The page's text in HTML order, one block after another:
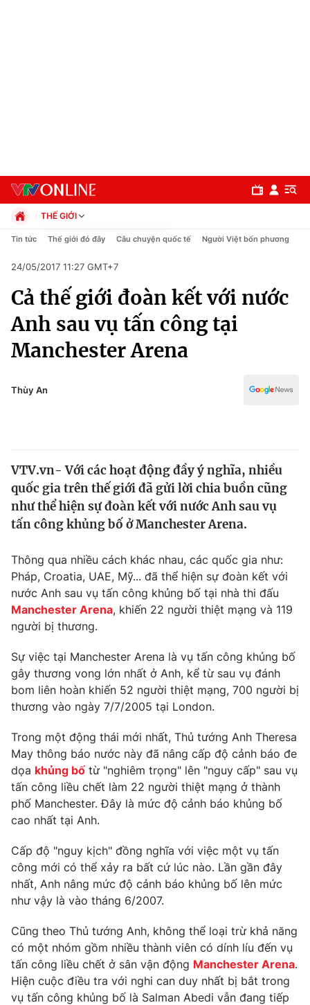
Chuyên mục
Chính trị
Xã hội
Pháp luật
Thế giới
Tin tức
Thế giới đó đây
Câu chuyện quốc tế
Kinh tế
Thị trường
Góc doanh nghiệp
Dữ liệu và đời sống
Truyền hình
Phim VTV
Hậu trường
Nhân vật
Khán giả
Giải sao mai
Giải trí
Điện ảnh
Âm nhạc
Đời sống
Du lịch
Làm đẹp
Chất lượng cuộc sống
Giáo dục
Tuyển sinh
Học trực tuyến
Công nghệ
Hitech Công nghệ tương lai
Sản phẩm
Tư vấn
Giao lưu trực tuyến
Chuyên mục khác
Photo Infographic
Video Shorts video
THẾ GIỚI
Chính trị
Pháp luật
Kinh tế
Thể thao
Truyền hình
Văn hóa - Giải trí
Tin tức Thế giới đó đây Câu chuyện quốc tế Người Việt bốn phương
24/05/2017 11:27 GMT+7
Cả thế giới đoàn kết với nước
Anh sau vụ tấn công tại
Manchester Arena
Thùy An
VTV.vn- Với các hoạt động đầy ý nghĩa, nhiều
quốc gia trên thế giới đã gửi lời chia buồn cũng
như thể hiện sự đoàn kết với nước Anh sau vụ
tấn công khủng bố ở Manchester Arena.
Thông qua nhiều cách khác nhau, các quốc gia như:
Pháp, Croatia, UAE, Mỹ... đã thể hiện sự đoàn kết với
nước Anh sau vụ tấn công khủng bố tại nhà thi đấu
Manchester Arena, khiến 22 người thiệt mạng và 119
người bị thương.
Sự việc tại Manchester Arena là vụ tấn công khủng bố
gây thương vong lớn nhất ở Anh, kể từ sau vụ đánh
bom liên hoàn khiến 52 người thiệt mạng, 700 người bị
thương vào ngày 7/7/2005 tại London.
Trong một động thái mới nhất, Thủ tướng Anh Theresa
May thông báo nước này đã nâng cấp độ cảnh báo đe
dọa khủng bốtừ "nghiêm trọng" lên "nguy cấp" sau vụ
tấn công liều chết làm 22 người thiệt mạng ở thành
phố Manchester. Đây là mức độ cảnh báo khủng bố
cao nhất tại Anh.
Cấp độ "nguy kịch" đồng nghĩa với việc một vụ tấn
công mới có thể xảy ra bất cứ lúc nào. Lần gần đây
nhất, Anh nâng mức độ cảnh báo khủng bố lên mức
như vậy là vào tháng 6/2007.
Cũng theo Thủ tướng Anh, không thể loại trừ khả năng
có một nhóm gồm nhiều thành viên có dính líu đến vụ
tấn công liều chết ở sân vận động Manchester Arena.
Hiện cuộc điều tra với nghi can duy nhất bị bắt trong
vụ tấn công khủng bố là Salman Abedi vẫn đang tiếp